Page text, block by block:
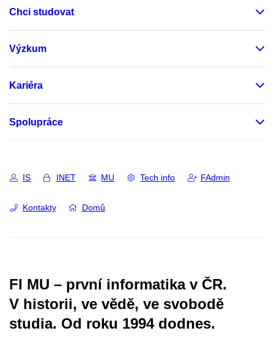
Chci studovat
Výzkum
Kariéra
Spolupráce
IS INET MU Tech info FAdmin
Kontakty Domů
FI MU – první informatika v ČR.
V historii, ve vědě, ve svobodě
studia. Od roku 1994 dodnes.